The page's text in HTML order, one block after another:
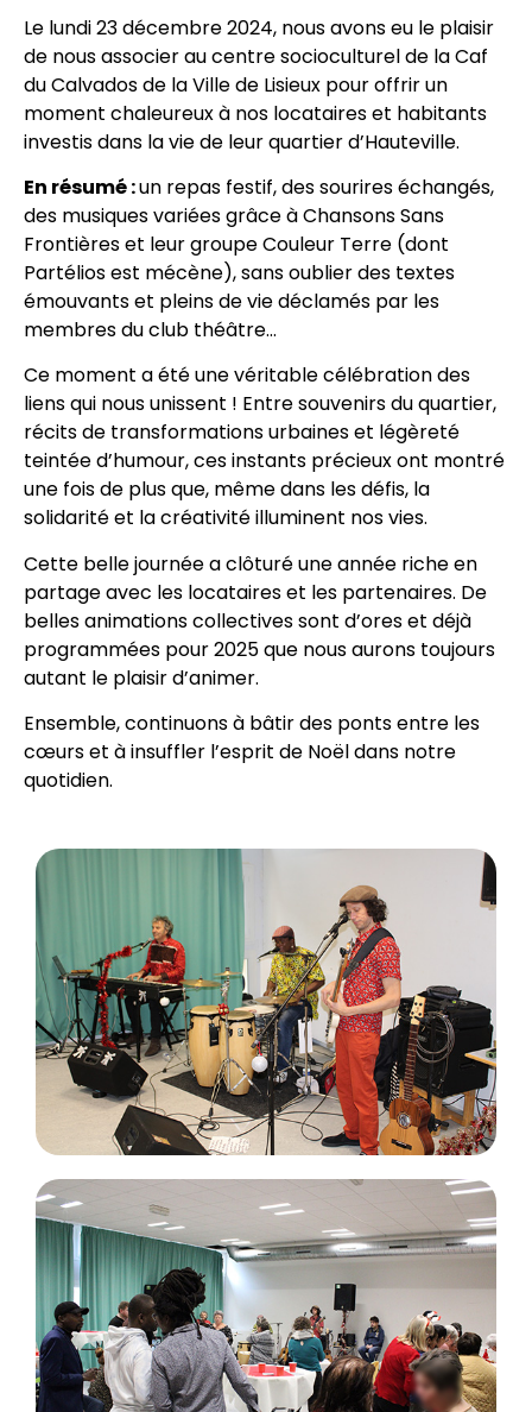
Le lundi 23 décembre 2024, nous avons eu le plaisir
de nous associer au centre socioculturel de la Caf
du Calvados de la Ville de Lisieux pour offrir un
moment chaleureux à nos locataires et habitants
investis dans la vie de leur quartier d’Hauteville.
En résumé :un repas festif, des sourires échangés,
des musiques variées grâce à Chansons Sans
Frontières et leur groupe Couleur Terre (dont
Partélios est mécène), sans oublier des textes
émouvants et pleins de vie déclamés par les
membres du club théâtre…
Ce moment a été une véritable célébration des
liens qui nous unissent ! Entre souvenirs du quartier,
récits de transformations urbaines et légèreté
teintée d’humour, ces instants précieux ont montré
une fois de plus que, même dans les défis, la
solidarité et la créativité illuminent nos vies.
Cette belle journée a clôturé une année riche en
partage avec les locataires et les partenaires. De
belles animations collectives sont d’ores et déjà
programmées pour 2025 que nous aurons toujours
autant le plaisir d’animer.
Ensemble, continuons à bâtir des ponts entre les
cœurs et à insuffler l’esprit de Noël dans notre
quotidien.